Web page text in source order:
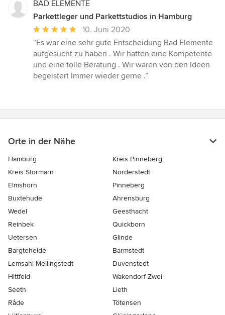
BAD ELEMENTE
Parkettleger und Parkettstudios in Hamburg
Durchschnittliche
Bewertung:
5
von
5
10. Juni 2020
“Es war eine sehr gute Entscheidung Bad Elemente
aufgesucht zu haben . Wir hatten eine Kompetente
und eine tolle Beratung . Wir waren von den Ideen
begeistert Immer wieder gerne .”
Orte in der Nähe
Hamburg
Kreis Pinneberg
Kreis Stormarn
Norderstedt
Elmshorn
Pinneberg
Buxtehude
Ahrensburg
Wedel
Geesthacht
Reinbek
Quickborn
Uetersen
Glinde
Bargteheide
Barmstedt
Lemsahl-Mellingstedt
Duvenstedt
Hittfeld
Wakendorf Zwei
Seeth
Lieth
Råde
Tötensen